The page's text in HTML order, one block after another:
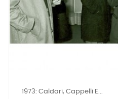
1973: Caldari, Cappelli E...